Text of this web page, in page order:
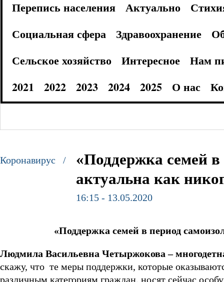
Перепись населения
Актуально
Социальная сфера
Здравоохранение
Сельское хозяйство
Интересное
Нам
2021
2022 2023 2024 2025 О нас
Коронавирус /
«Поддержка семей
актуальна как
16:15 - 13.05.2020
«Поддержка семей в период
Людмила Васильевна Четыржокова –
скажу, что те меры поддержки, которые
различным категориям граждан, носят сейчас